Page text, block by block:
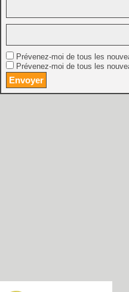
Prévenez-moi de tous les
Prévenez-moi de tous les